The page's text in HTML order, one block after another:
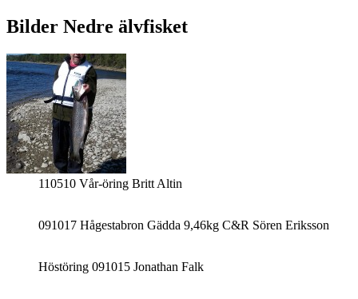
Bilder Nedre älvfisket
110510 Vår-öring Britt Altin
091017 Hågestabron Gädda 9,46kg C&R Sören Eriksson
Höstöring 091015 Jonathan Falk